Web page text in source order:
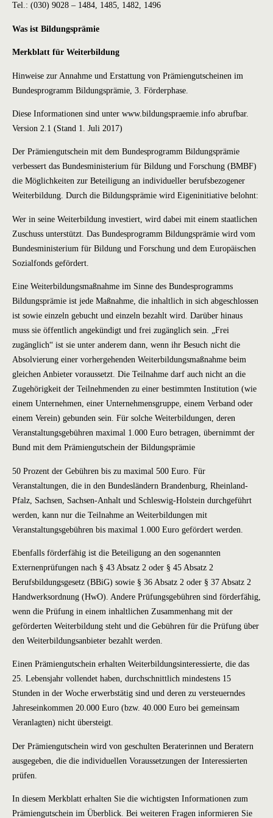
Tel.: (030) 9028 – 1484, 1485, 1482, 1496
Was ist Bildungsprämie
Merkblatt für Weiterbildung
Hinweise zur Annahme und Erstattung von Prämiengutscheinen im
Bundesprogramm Bildungsprämie, 3. Förderphase.
Diese Informationen sind unter www.bildungspraemie.info abrufbar.
Version 2.1 (Stand 1. Juli 2017)
Der Prämiengutschein mit dem Bundesprogramm Bildungsprämie
verbessert das Bundesministerium für Bildung und Forschung (BMBF)
die Möglichkeiten zur Beteiligung an individueller berufsbezogener
Weiterbildung. Durch die Bildungsprämie wird Eigeninitiative belohnt:
Wer in seine Weiterbildung investiert, wird dabei mit einem staatlichen
Zuschuss unterstützt. Das Bundesprogramm Bildungsprämie wird vom
Bundesministerium für Bildung und Forschung und dem Europäischen
Sozialfonds gefördert.
Eine Weiterbildungsmaßnahme im Sinne des Bundesprogramms
Bildungsprämie ist jede Maßnahme, die inhaltlich in sich abgeschlossen
ist sowie einzeln gebucht und einzeln bezahlt wird. Darüber hinaus
muss sie öffentlich angekündigt und frei zugänglich sein. „Frei
zugänglich“ ist sie unter anderem dann, wenn ihr Besuch nicht die
Absolvierung einer vorhergehenden Weiterbildungsmaßnahme beim
gleichen Anbieter voraussetzt. Die Teilnahme darf auch nicht an die
Zugehörigkeit der Teilnehmenden zu einer bestimmten Institution (wie
einem Unternehmen, einer Unternehmensgruppe, einem Verband oder
einem Verein) gebunden sein. Für solche Weiterbildungen, deren
Veranstaltungsgebühren maximal 1.000 Euro betragen, übernimmt der
Bund mit dem Prämiengutschein der Bildungsprämie
50 Prozent der Gebühren bis zu maximal 500 Euro. Für
Veranstaltungen, die in den Bundesländern Brandenburg, Rheinland-
Pfalz, Sachsen, Sachsen-Anhalt und Schleswig-Holstein durchgeführt
werden, kann nur die Teilnahme an Weiterbildungen mit
Veranstaltungsgebühren bis maximal 1.000 Euro gefördert werden.
Ebenfalls förderfähig ist die Beteiligung an den sogenannten
Externenprüfungen nach § 43 Absatz 2 oder § 45 Absatz 2
Berufsbildungsgesetz (BBiG) sowie § 36 Absatz 2 oder § 37 Absatz 2
Handwerksordnung (HwO). Andere Prüfungsgebühren sind förderfähig,
wenn die Prüfung in einem inhaltlichen Zusammenhang mit der
geförderten Weiterbildung steht und die Gebühren für die Prüfung über
den Weiterbildungsanbieter bezahlt werden.
Einen Prämiengutschein erhalten Weiterbildungsinteressierte, die das
25. Lebensjahr vollendet haben, durchschnittlich mindestens 15
Stunden in der Woche erwerbstätig sind und deren zu versteuerndes
Jahreseinkommen 20.000 Euro (bzw. 40.000 Euro bei gemeinsam
Veranlagten) nicht übersteigt.
Der Prämiengutschein wird von geschulten Beraterinnen und Beratern
ausgegeben, die die individuellen Voraussetzungen der Interessierten
prüfen.
In diesem Merkblatt erhalten Sie die wichtigsten Informationen zum
Prämiengutschein im Überblick. Bei weiteren Fragen informieren Sie